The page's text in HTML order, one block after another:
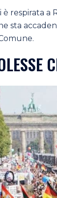
è respirata
sta